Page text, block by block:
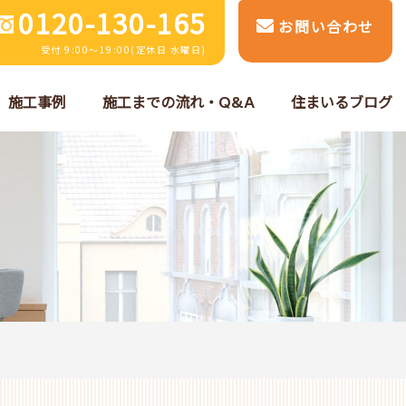
0120-130-165
受付 9:00～19:00(定休日 水曜日)
お問い合わせ
施工事例 施工までの流れ・Q&A 住まいるブログ